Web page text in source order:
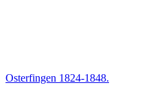
Osterfingen 1824-1848.